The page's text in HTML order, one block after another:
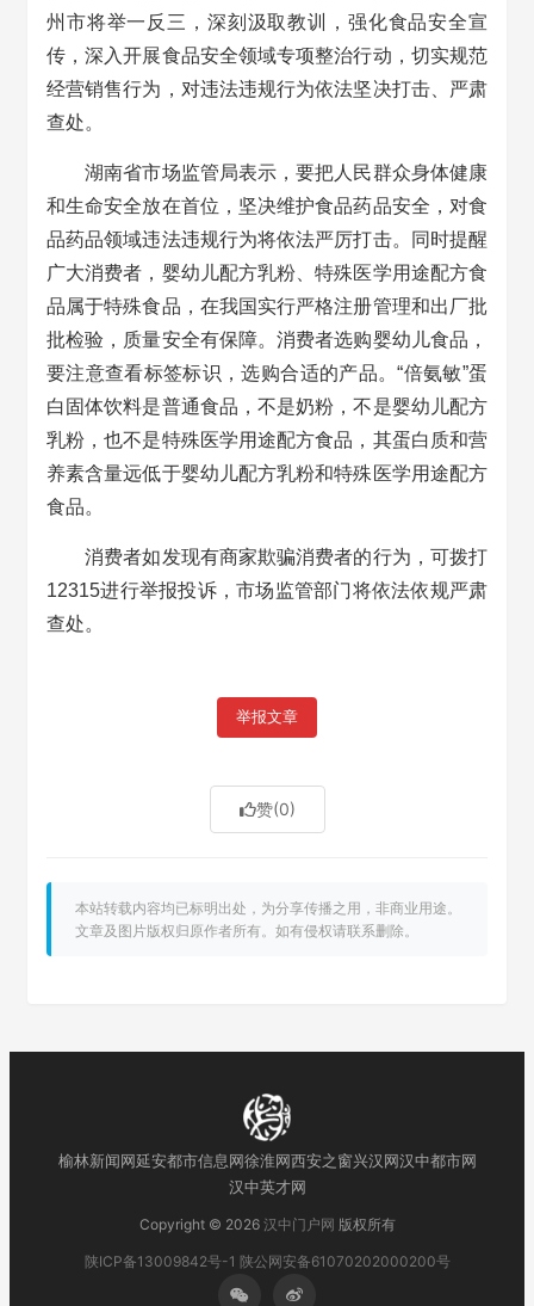
州市将举一反三，深刻汲取教训，强化食品安全宣
传，深入开展食品安全领域专项整治行动，切实规范
经营销售行为，对违法违规行为依法坚决打击、严肃
查处。
湖南省市场监管局表示，要把人民群众身体健康
和生命安全放在首位，坚决维护食品药品安全，对食
品药品领域违法违规行为将依法严厉打击。同时提醒
广大消费者，婴幼儿配方乳粉、特殊医学用途配方食
品属于特殊食品，在我国实行严格注册管理和出厂批
批检验，质量安全有保障。消费者选购婴幼儿食品，
要注意查看标签标识，选购合适的产品。“倍氨敏”蛋
白固体饮料是普通食品，不是奶粉，不是婴幼儿配方
乳粉，也不是特殊医学用途配方食品，其蛋白质和营
养素含量远低于婴幼儿配方乳粉和特殊医学用途配方
食品。
消费者如发现有商家欺骗消费者的行为，可拨打
12315进行举报投诉，市场监管部门将依法依规严肃
查处。
举报文章
赞(0)
本站转载内容均已标明出处，为分享传播之用，非商业用途。
文章及图片版权归原作者所有。如有侵权请联系删除。
榆林新闻网延安都市信息网徐淮网西安之窗兴汉网汉中都市网
汉中英才网
Copyright © 2026 汉中门户网 版权所有
陕ICP备13009842号-1 陕公网安备61070202000200号